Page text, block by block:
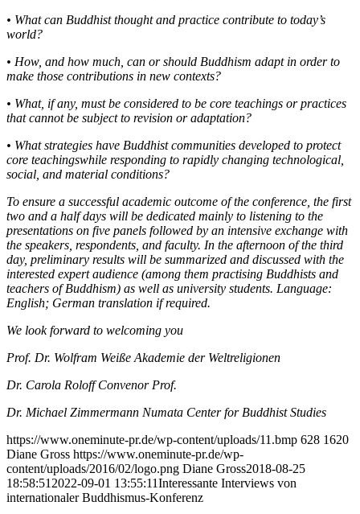
• What can Buddhist thought and practice contribute to today’s
world?
• How, and how much, can or should Buddhism adapt in order to
make those contributions in new contexts?
• What, if any, must be considered to be core teachings or practices
that cannot be subject to revision or adaptation?
• What strategies have Buddhist communities developed to protect
core teachingswhile responding to rapidly changing technological,
social, and material conditions?
To ensure a successful academic outcome of the conference, the first
two and a half days will be dedicated mainly to listening to the
presentations on five panels followed by an intensive exchange with
the speakers, respondents, and faculty. In the afternoon of the third
day, preliminary results will be summarized and discussed with the
interested expert audience (among them practising Buddhists and
teachers of Buddhism) as well as university students. Language:
English; German translation if required.
We look forward to welcoming you
Prof. Dr. Wolfram Weiße Akademie der Weltreligionen
Dr. Carola Roloff Convenor Prof.
Dr. Michael Zimmermann Numata Center for Buddhist Studies
https://www.oneminute-pr.de/wp-content/uploads/11.bmp 628 1620
Diane Gross https://www.oneminute-pr.de/wp-
content/uploads/2016/02/logo.png Diane Gross2018-08-25
18:58:51 2022-09-01 13:55:11Interessante Interviews von
internationaler Buddhismus-Konferenz